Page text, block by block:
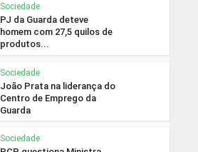
Sociedade
PJ da Guarda deteve
homem com 27,5 quilos de
produtos...
Sociedade
João Prata na liderança do
Centro de Emprego da
Guarda
Sociedade